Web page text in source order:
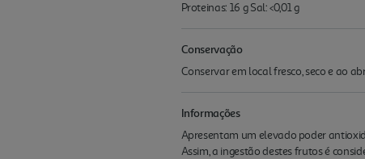
Proteinas: 16 g Sal: <0,01 g
Conservação
Conservar em local fresco, seco e ao
Informações
Apresentam um elevado poder
Assim, a ingestão destes frutos é